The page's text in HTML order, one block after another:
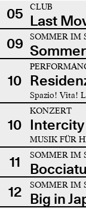
05 CLUB
Last
09
SOMMER IM
10
Spazio! Vita!
10
KONZERT
Intercity
MUSIK FÜR
11 SOMMER IM
12
SOMMER IM
Big in